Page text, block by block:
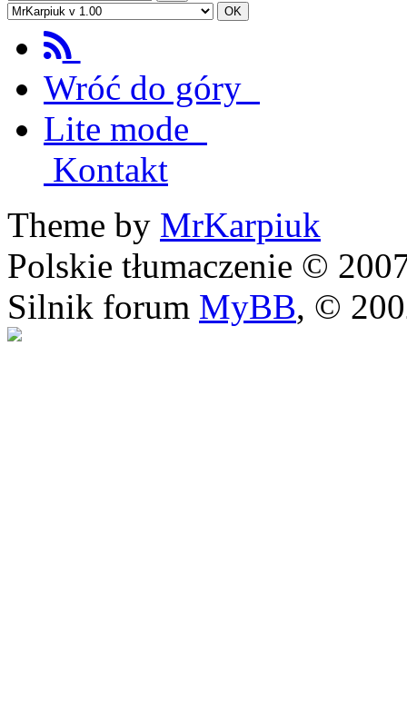
Wróć do góry
Lite mode
Kontakt
Theme by MrKarpiuk
Polskie tłumaczenie ©
Silnik forum MyBB, ©